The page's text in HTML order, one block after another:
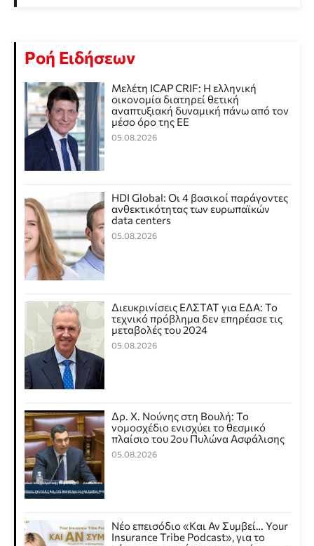
Ροή Ειδήσεων
Μελέτη ICAP CRIF: Η ελληνική
οικονομία διατηρεί θετική
αναπτυξιακή δυναμική πάνω από τον
μέσο όρο της ΕΕ
05.08.2026
HDI Global: Οι 4 βασικοί παράγοντες
ανθεκτικότητας των ευρωπαϊκών
data centers
05.08.2026
Διευκρινίσεις ΕΛΣΤΑΤ για ΕΔΑ: Το
τεχνικό πρόβλημα δεν επηρέασε τις
μεταβολές του 2024
05.08.2026
Δρ. Χ. Νούνης στη Βουλή: Το
νομοσχέδιο ενισχύει το θεσμικό
πλαίσιο του 2ου Πυλώνα Ασφάλισης
05.08.2026
Νέο επεισόδιο «Και Αν Συμβεί… Your
Insurance Tribe Podcast», για το